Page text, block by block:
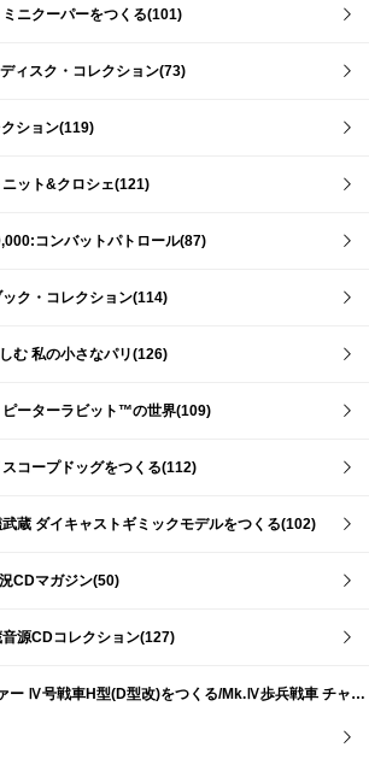
ニクーパーをつくる(101)
ィスク・コレクション(73)
ション(119)
ット&クロシェ(121)
コンバットパトロール(87)
ク・コレクション(114)
む 私の小さなパリ(126)
ピーターラビット™の世界(109)
コープドッグをつくる(112)
蔵 ダイキャストギミックモデルをつくる(102)
CDマガジン(50)
源CDコレクション(127)
ガールズ&パンツァー Ⅳ号戦車H型(D型改)をつくる/Mk.Ⅳ歩兵戦車 チャーチルMk.Ⅶをつくる(191)